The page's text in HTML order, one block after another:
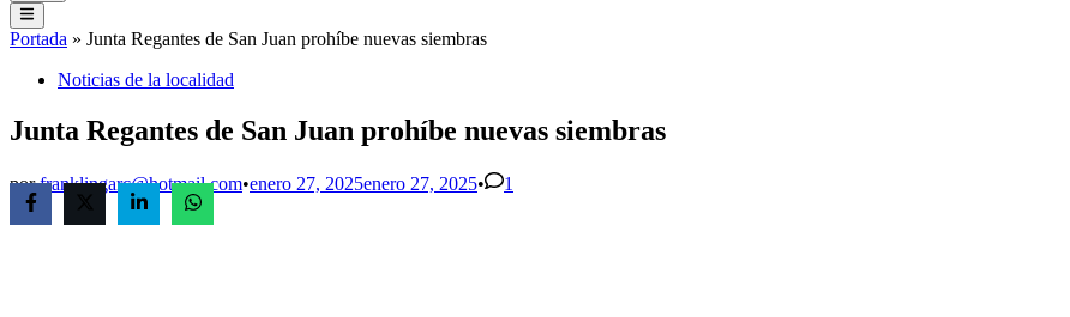
Menú
principal
Portada » Junta Regantes de San Juan prohíbe nuevas siembras
PublicadoNoticias de la localidad
Junta Regantes de San Juan prohíbe nuevas siembras
porfranklingarc@hotmail.com•enero 27, 2025enero 27, 2025• 1